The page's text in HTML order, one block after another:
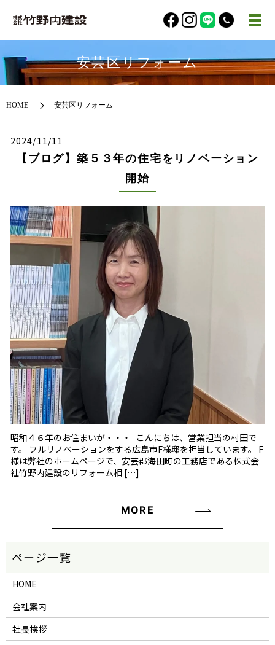
安芸区リフォーム
HOME 安芸区リフォーム
2024/11/11
【ブログ】築５３年の住宅をリノベーション
開始
昭和４６年のお住まいが・・・ こんにちは、営業担当の村田で
す。 フルリノベーションをする広島市F様邸を担当しています。 F
様は弊社のホームページで、安芸郡海田町の工務店である株式会
社竹野内建設のリフォーム相 […]
MORE
HOME
会社案内
社長挨拶